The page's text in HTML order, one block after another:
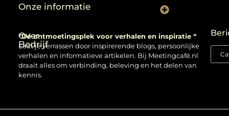
Over
Bedrijf
“Dé ontmoetingsplek voor verhalen en inspiratie “
Laat je verrassen door inspirerende blogs, persoonlijke
verhalen en informatieve artikelen. Bij Meetingcafé.nl
draait alles om verbinding, beleving en het delen van
kennis.
Onze informatie